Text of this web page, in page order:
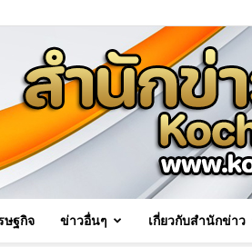
ษฐกิจ ข่าวอื่นๆ เกี่ยวกับสำนักข่าว